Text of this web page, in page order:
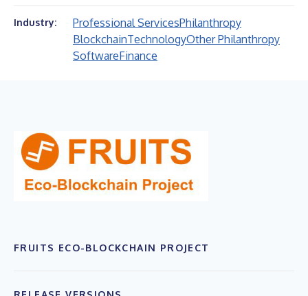
Industry: Professional ServicesPhilanthropy
BlockchainTechnologyOther Philanthropy
SoftwareFinance
FRUITS ECO-BLOCKCHAIN PROJECT